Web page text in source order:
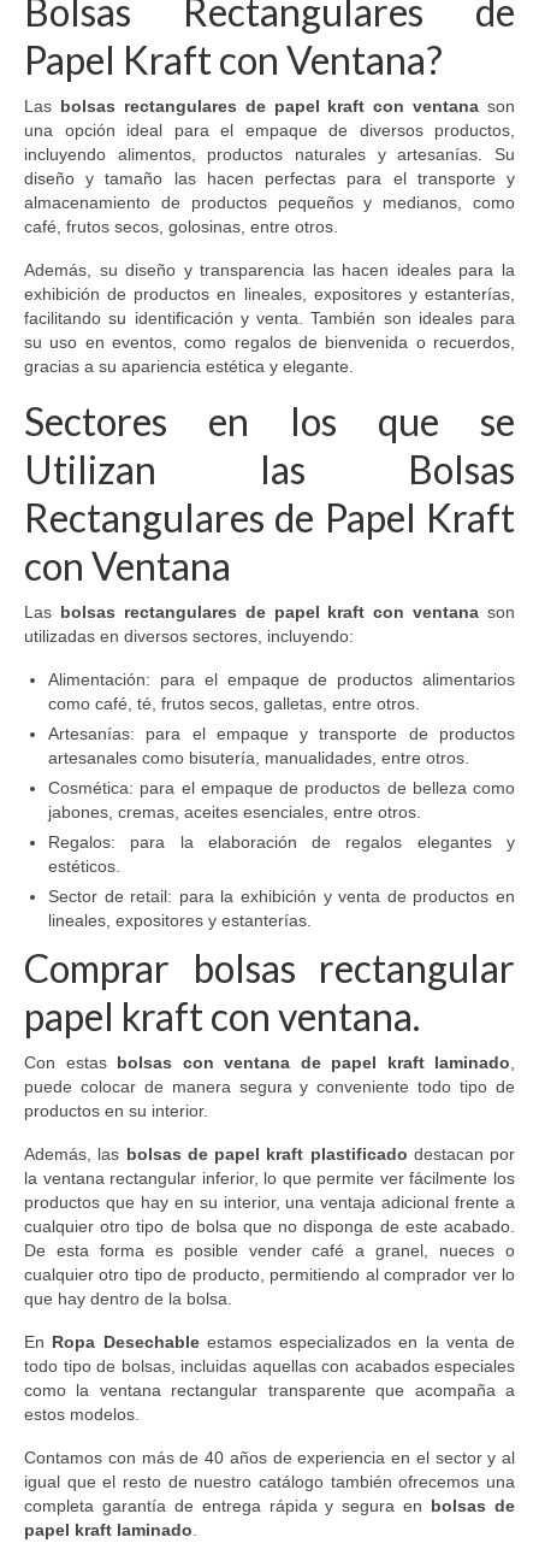
Bolsas Rectangulares de
Papel Kraft con Ventana?
Las bolsas rectangulares de papel kraft con ventana son
una opción ideal para el empaque de diversos productos,
incluyendo alimentos, productos naturales y artesanías. Su
diseño y tamaño las hacen perfectas para el transporte y
almacenamiento de productos pequeños y medianos, como
café, frutos secos, golosinas, entre otros.
Además, su diseño y transparencia las hacen ideales para la
exhibición de productos en lineales, expositores y estanterías,
facilitando su identificación y venta. También son ideales para
su uso en eventos, como regalos de bienvenida o recuerdos,
gracias a su apariencia estética y elegante.
Sectores en los que se
Utilizan las Bolsas
Rectangulares de Papel Kraft
con Ventana
Las bolsas rectangulares de papel kraft con ventana son
utilizadas en diversos sectores, incluyendo:
Alimentación: para el empaque de productos alimentarios
como café, té, frutos secos, galletas, entre otros.
Artesanías: para el empaque y transporte de productos
artesanales como bisutería, manualidades, entre otros.
Cosmética: para el empaque de productos de belleza como
jabones, cremas, aceites esenciales, entre otros.
Regalos: para la elaboración de regalos elegantes y
estéticos.
Sector de retail: para la exhibición y venta de productos en
lineales, expositores y estanterías.
Comprar bolsas rectangular
papel kraft con ventana.
Con estas bolsas con ventana de papel kraft laminado
puede colocar de manera segura y conveniente todo tipo de
productos en su interior.
Además, las bolsas de papel kraft plastificado destacan por
la ventana rectangular inferior, lo que permite ver fácilmente los
productos que hay en su interior, una ventaja adicional frente a
cualquier otro tipo de bolsa que no disponga de este acabado.
De esta forma es posible vender café a granel, nueces o
cualquier otro tipo de producto, permitiendo al comprador ver lo
que hay dentro de la bolsa.
En Ropa Desechableestamos especializados en la venta de
todo tipo de bolsas, incluidas aquellas con acabados especiales
como la ventana rectangular transparente que acompaña a
estos modelos.
Contamos con más de 40 años de experiencia en el sector y al
igual que el resto de nuestro catálogo también ofrecemos una
completa garantía de entrega rápida y segura en bolsas de
papel kraft laminado